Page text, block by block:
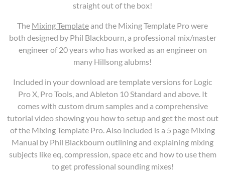
straight out of the box!
The Mixing Templateand the Mixing Template Pro were
both designed by Phil Blackbourn, a professional mix/master
engineer of 20 years who has worked as an engineer on
many Hillsong alubms!
Included in your download are template versions for Logic
Pro X, Pro Tools, and Ableton 10 Standard and above. It
comes with custom drum samples and a comprehensive
tutorial video showing you how to setup and get the most out
of the Mixing Template Pro. Also included is a 5 page Mixing
Manual by Phil Blackbourn outlining and explaining mixing
subjects like eq, compression, space etc and how to use them
to get professional sounding mixes!